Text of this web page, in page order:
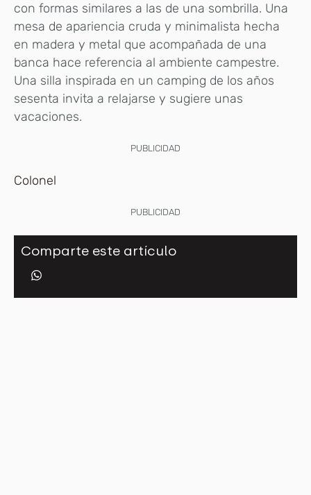
con formas similares a las de una sombrilla. Una
mesa de apariencia cruda y minimalista hecha
en madera y metal que acompañada de una
banca hace referencia al ambiente campestre.
Una silla inspirada en un camping de los años
sesenta invita a relajarse y sugiere unas
vacaciones.
PUBLICIDAD
Colonel
PUBLICIDAD
Comparte este artículo